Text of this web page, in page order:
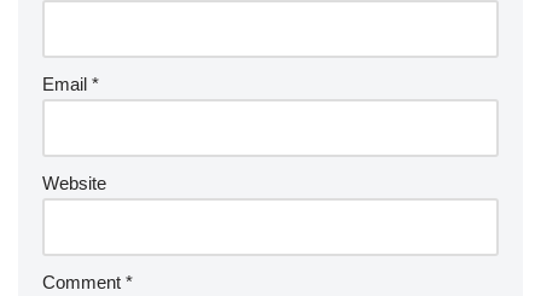
Email *
Website
Comment *